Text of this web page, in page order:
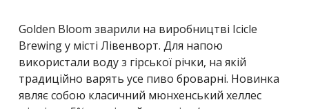
Golden Bloom зварили на виробництві Icicle
Brewing у місті Лівенворт. Для напою
використали воду з гірської річки, на якій
традиційно варять усе пиво броварні. Новинка
являє собою класичний мюнхенський хеллес